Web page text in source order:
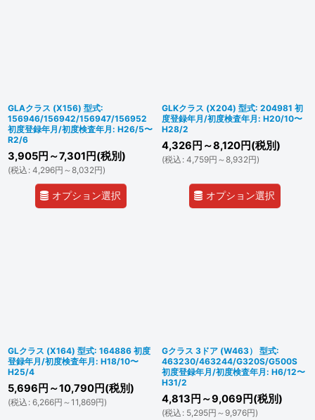
GLAクラス (X156) 型式:
156946/156942/156947/156952
初度登録年月/初度検査年月: H26/5〜
R2/6
3,905円 ～7,301 円(税別)
(税込 : 4,296円 ～8,032円)
オプション選択
GLKクラス (X204) 型式: 204981 初
度登録年月/初度検査年月: H20/10〜
H28/2
4,326 円 ～8,120円(税別)
(税込 : 4,759円 ～8,932円)
オプション選択
GLクラス (X164) 型式: 164886 初度
登録年月/初度検査年月: H18/10〜
H25/4
5,696 円 ～10,790円(税別)
(税込 : 6,266円 ～11,869円)
Gクラス 3ドア (W463） 型式:
463230/463244/G320S/G500S
初度登録年月/初度検査年月: H6/12〜
H31/2
4,813 円 ～9,069 円(税別)
(税込 : 5,295円 ～9,976円)